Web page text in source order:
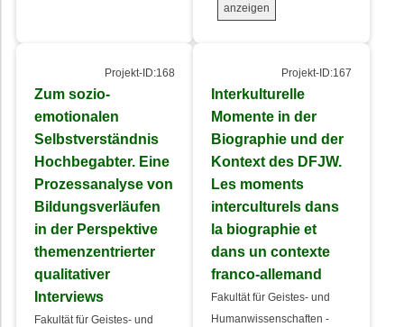
anzeigen
Projekt-ID:168
Zum sozio-
emotionalen
Selbstverständnis
Hochbegabter. Eine
Prozessanalyse von
Bildungsverläufen
in der Perspektive
themenzentrierter
qualitativer
Interviews
Fakultät für Geistes- und
Projekt-ID:167
Interkulturelle
Momente in der
Biographie und der
Kontext des DFJW.
Les moments
interculturels dans
la biographie et
dans un contexte
franco-allemand
Fakultät für Geistes- und
Humanwissenschaften -